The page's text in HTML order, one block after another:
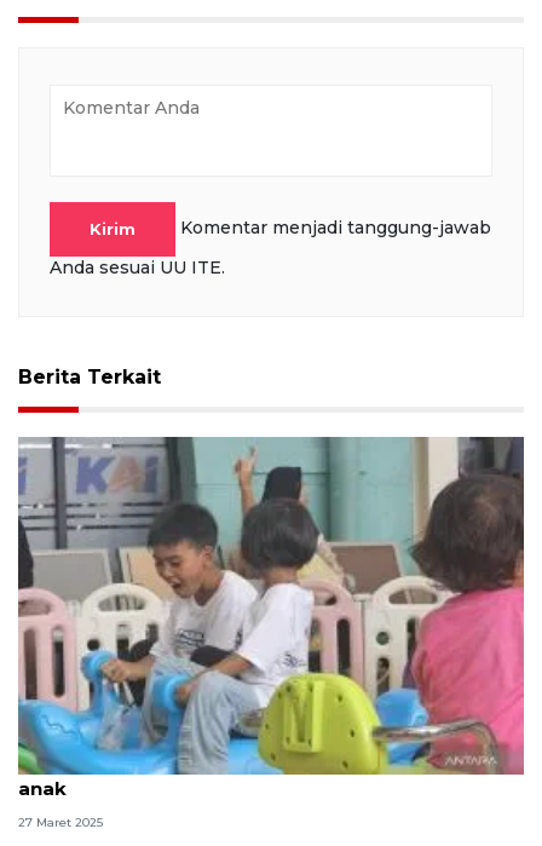
Kirim
Komentar menjadi tanggung-jawab
Anda sesuai UU ITE.
Berita Terkait
KPAI beri tips mudik asik dan aman bersama anak-
anak
27 Maret 2025